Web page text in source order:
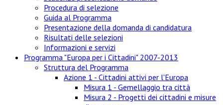
Procedura di selezione
Guida al Programma
Presentazione della domanda di candidatura
Risultati delle selezioni
Informazioni e servizi
Programma "Europa per i Cittadini" 2007-2013
Struttura del Programma
Azione 1 - Cittadini attivi per l'Europa
Misura 1 - Gemellaggio tra città
Misura 2 - Progetti dei cittadini e misure